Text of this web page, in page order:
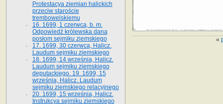
«
Protestacya ziemian halickich
przeciw staroście
trembowelskiemu
16. 1699, 1 czerwca, b. m.
Odpowiedź królewska dana
posłom sejmiku ziemskiego
17. 1699, 30 czerwca, Halicz.
Laudum sejmiku ziemskiego
18. 1699, 14 września, Halicz.
Laudum sejmiku ziemskiego
deputackiego. 19. 1699, 15
września, Halicz. Laudum
sejmiku ziemskiego relacyjnego
20. 1699, 15 września, Halicz.
Instrukcya sejmiku ziemskiego